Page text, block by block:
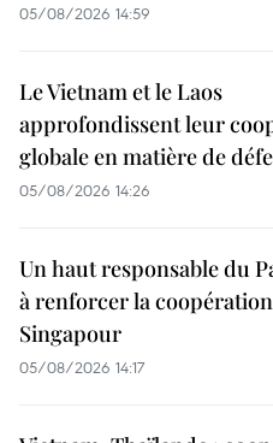
05/08/2026 14:59
Le Vietnam et le Laos
approfondissent leur
globale en matière de
05/08/2026 14:26
Un haut responsable du
à renforcer la
Singapour
05/08/2026 14:17